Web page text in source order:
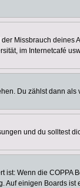
Missbrauch deines
im Internetcafé
Du zählst dann als
und du solltest
Wenn die COPPA
einigen Boards